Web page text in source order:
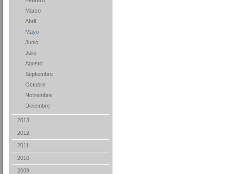
Marzo
Abril
Mayo
Junio
Julio
Agosto
Septiembre
Octubre
Noviembre
Diciembre
2013
2012
2011
2010
2009